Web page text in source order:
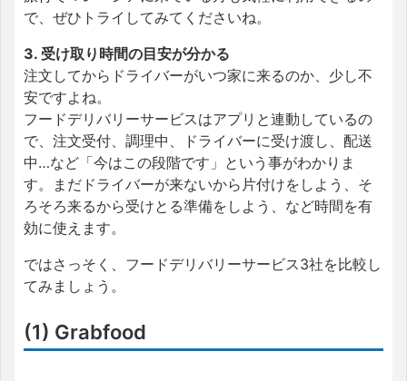
で、ぜひトライしてみてくださいね。
3. 受け取り時間の目安が分かる
注文してからドライバーがいつ家に来るのか、少し不
安ですよね。
フードデリバリーサービスはアプリと連動しているの
で、注文受付、調理中、ドライバーに受け渡し、配送
中…など「今はこの段階です」という事がわかりま
す。まだドライバーが来ないから片付けをしよう、そ
ろそろ来るから受けとる準備をしよう、など時間を有
効に使えます。
ではさっそく、フードデリバリーサービス3社を比較し
てみましょう。
(1) Grabfood